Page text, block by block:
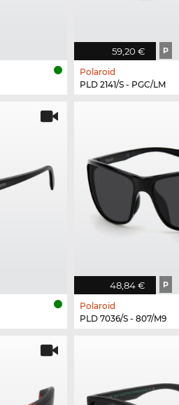
59,20 € P
Polaroid
PLD 2141/S - PGC/LM
48,84 € P
Polaroid
PLD 7036/S - 807/M9